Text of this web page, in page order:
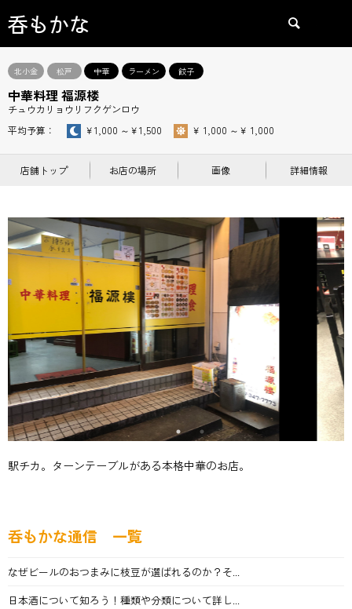
呑もかな
北小金 松戸 中華 ラーメン 餃子
中華料理 福源楼
チュウカリョウリフクゲンロウ
平均予算：
￥1,000 ～￥1,500 ￥ 1,000 ～￥ 1,000
店舗トップ お店の場所 画像 詳細情報
駅チカ。ターンテーブルがある本格中華のお店。
呑もかな通信 一覧
なぜビールのおつまみに枝豆が選ばれるのか？そ...
日本酒について知ろう！種類や分類について詳し...